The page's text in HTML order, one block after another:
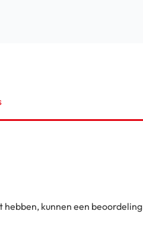
kunnen een beoordeling